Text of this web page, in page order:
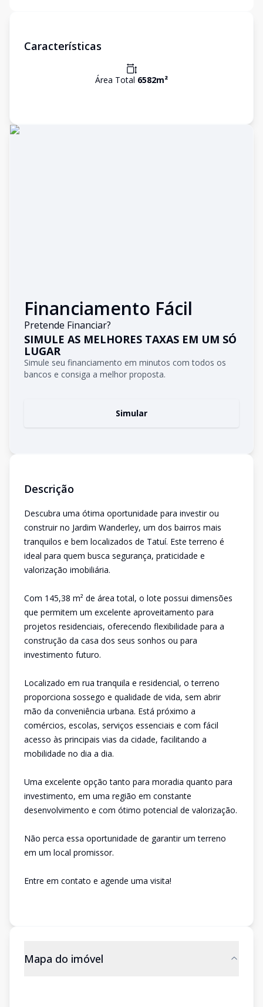
Características
Área Total 6582m²
Financiamento Fácil
Pretende Financiar?
SIMULE AS MELHORES TAXAS EM UM SÓ
LUGAR
Simule seu financiamento em minutos com todos os
bancos e consiga a melhor proposta.
Simular
Descrição
Descubra uma ótima oportunidade para investir ou
construir no Jardim Wanderley, um dos bairros mais
tranquilos e bem localizados de Tatuí. Este terreno é
ideal para quem busca segurança, praticidade e
valorização imobiliária.
Com 145,38 m² de área total, o lote possui dimensões
que permitem um excelente aproveitamento para
projetos residenciais, oferecendo flexibilidade para a
construção da casa dos seus sonhos ou para
investimento futuro.
Localizado em rua tranquila e residencial, o terreno
proporciona sossego e qualidade de vida, sem abrir
mão da conveniência urbana. Está próximo a
comércios, escolas, serviços essenciais e com fácil
acesso às principais vias da cidade, facilitando a
mobilidade no dia a dia.
Uma excelente opção tanto para moradia quanto para
investimento, em uma região em constante
desenvolvimento e com ótimo potencial de valorização.
Não perca essa oportunidade de garantir um terreno
em um local promissor.
Entre em contato e agende uma visita!
Mapa do imóvel